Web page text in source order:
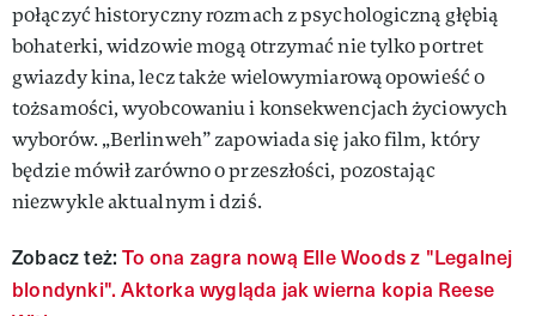
połączyć historyczny rozmach z psychologiczną głębią
bohaterki, widzowie mogą otrzymać nie tylko portret
gwiazdy kina, lecz także wielowymiarową opowieść o
tożsamości, wyobcowaniu i konsekwencjach życiowych
wyborów. „Berlinweh” zapowiada się jako film, który
będzie mówił zarówno o przeszłości, pozostając
niezwykle aktualnym i dziś.
Zobacz też:To ona zagra nową Elle Woods z "Legalnej
blondynki". Aktorka wygląda jak wierna kopia Reese